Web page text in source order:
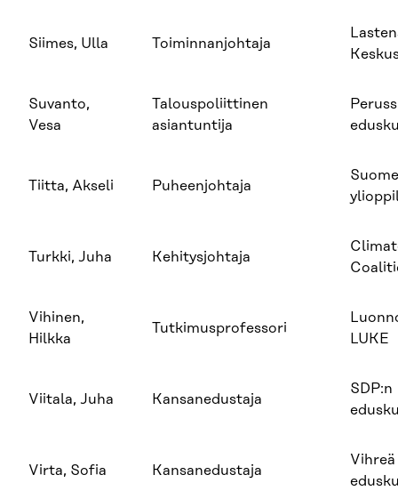
Siimes, Ulla Toiminnanjohtaja
Suvanto,
Vesa
Talouspoliittinen
asiantuntija
Tiitta, Akseli Puheenjohtaja
Turkki, Juha Kehitysjohtaja
Vihinen,
Hilkka
Tutkimusprofessori
LUKE
Viitala, Juha Kansanedustaja
SDP:n
Virta, Sofia Kansanedustaja
Vihreä